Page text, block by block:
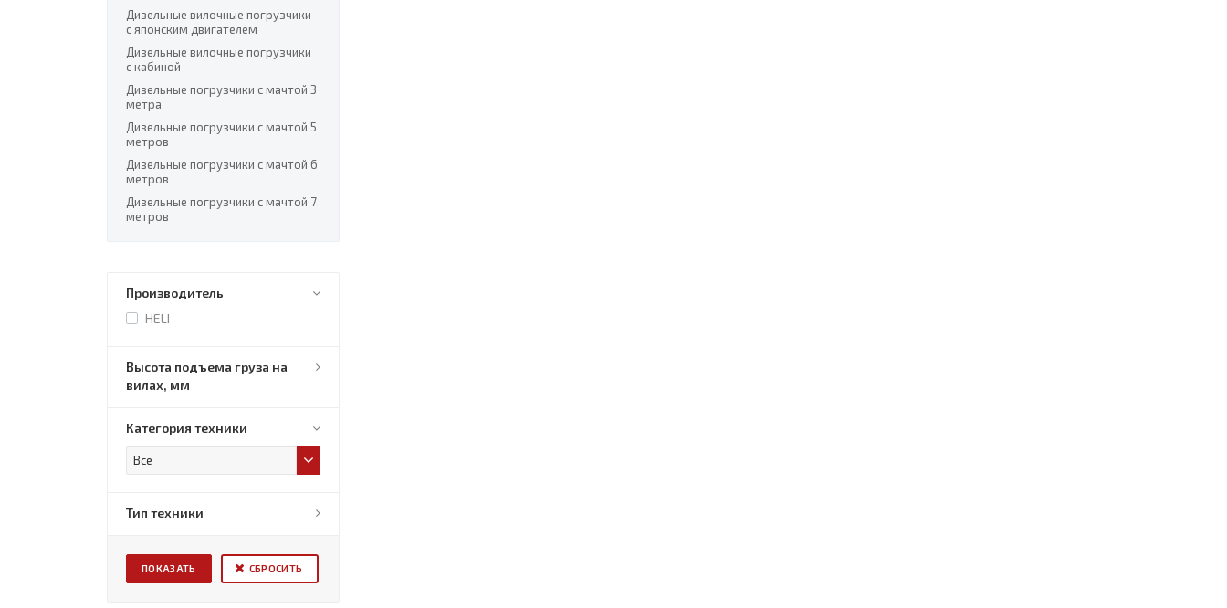
Дизельные вилочные погрузчики
с японским двигателем
Дизельные вилочные погрузчики
с кабиной
Дизельные погрузчики с мачтой 3
метра
Дизельные погрузчики с мачтой 5
метров
Дизельные погрузчики с мачтой 6
метров
Дизельные погрузчики с мачтой 7
метров
Производитель
HELI
Высота подъема груза на
вилах, мм
Категория техники
Все
Тип техники
СБРОСИТЬ